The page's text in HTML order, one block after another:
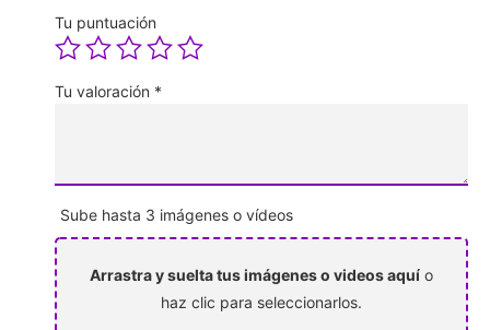
Tu puntuación
Tu valoración *
Sube hasta 3 imágenes o vídeos
Arrastra y suelta tus imágenes o videos aquí o
haz clic para seleccionarlos.